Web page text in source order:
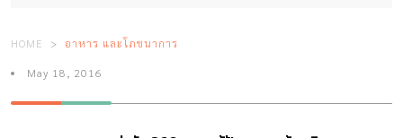
HOME อาหาร และโภชนาการ
May 18, 2016